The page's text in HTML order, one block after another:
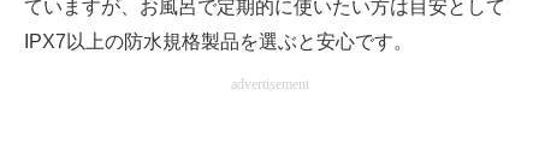
ていますが、お風呂で定期的に使いたい方は目安として
IPX7以上の防水規格製品を選ぶと安心です。
advertisement